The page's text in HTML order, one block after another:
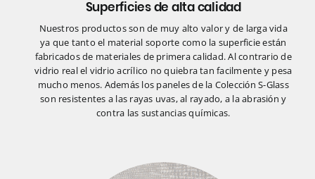
Superficies de alta calidad
Nuestros productos son de muy alto valor y de larga vida
ya que tanto el material soporte como la superficie están
fabricados de materiales de primera calidad. Al contrario de
vidrio real el vidrio acrílico no quiebra tan facilmente y pesa
mucho menos. Además los paneles de la Colección S-Glass
son resistentes a las rayas uvas, al rayado, a la abrasión y
contra las sustancias químicas.